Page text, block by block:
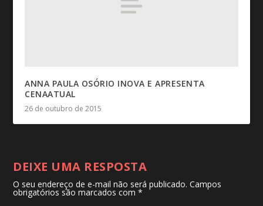
ANNA PAULA OSÓRIO INOVA E APRESENTA
CENAATUAL
26 de outubro de 2015
DEIXE UMA RESPOSTA
O seu endereço de e-mail não será publicado. Campos
obrigatórios são marcados com*